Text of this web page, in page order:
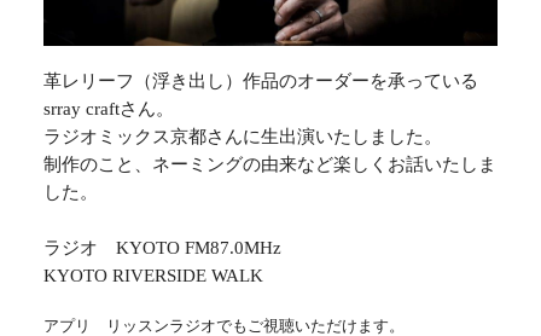
革レリーフ（浮き出し）作品のオーダーを承っている
srray craftさん。
ラジオミックス京都さんに生出演いたしました。
制作のこと、ネーミングの由来など楽しくお話いたしま
した。
ラジオKYOTO FM87.0MHz
KYOTO RIVERSIDE WALK
アプリ リッスンラジオでもご視聴いただけます。